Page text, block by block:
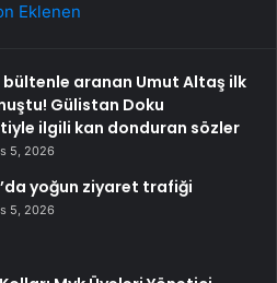
Eklenen
bültenle aranan Umut Altaş ilk
Gülistan Doku
ilgili kan donduran sözler
5, 2026
yoğun ziyaret trafiği
5, 2026